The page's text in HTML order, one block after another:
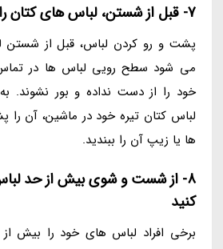
7- قبل از شستن، لباس های کتان را پشت و رو کنید
پشت و رو کردن لباس، قبل از شستن
می شود سطح رویی لباس ها در تماس
خود را از دست نداده و بور نشوند.
لباس کتان تیره خود در ماشین، آن
ها یا زیپ آن را ببندید.
8- از شست و شوی بیش از حد
کنید
برخی افراد لباس های خود را بیش